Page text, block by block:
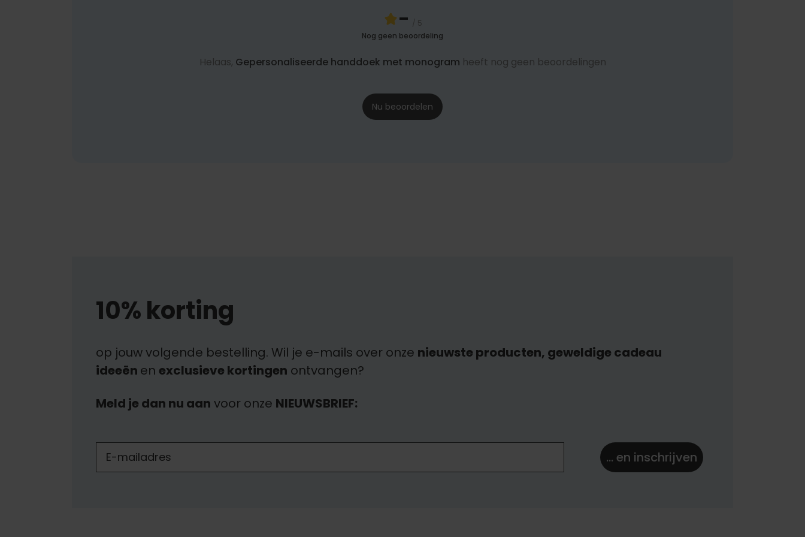
- / 5
Nog geen beoordeling
Helaas, Gepersonaliseerde handdoek met monogram heeft nog geen beoordelingen
Nu beoordelen
10% korting
op jouw volgende bestelling. Wil je e-mails over onze nieuwste producten, geweldige cadeau
ideeën en exclusieve kortingen ontvangen?
Meld je dan nu aan voor onze NIEUWSBRIEF:
... en inschrijven